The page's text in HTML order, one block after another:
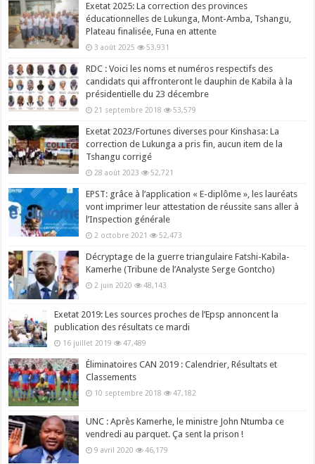
Exetat 2025: La correction des provinces
éducationnelles de Lukunga, Mont-Amba, Tshangu,
Plateau finalisée, Funa en attente
3 août 2025 53,931
RDC : Voici les noms et numéros respectifs des
candidats qui affronteront le dauphin de Kabila à la
présidentielle du 23 décembre
21 septembre 2018 53,579
Exetat 2023/Fortunes diverses pour Kinshasa: La
correction de Lukunga a pris fin, aucun item de la
Tshangu corrigé
28 août 2023 52,721
EPST: grâce à l’application « E-diplôme », les lauréats
vont imprimer leur attestation de réussite sans aller à
l’Inspection générale
2 octobre 2021 52,473
Décryptage de la guerre triangulaire Fatshi-Kabila-
Kamerhe (Tribune de l’Analyste Serge Gontcho)
2 juin 2020 48,143
Exetat 2019: Les sources proches de l’Epsp annoncent la
publication des résultats ce mardi
16 juillet 2019 47,489
Éliminatoires CAN 2019 : Calendrier, Résultats et
Classements
10 septembre 2018 47,182
UNC : Après Kamerhe, le ministre John Ntumba ce
vendredi au parquet. Ça sent la prison !
9 avril 2020 46,179